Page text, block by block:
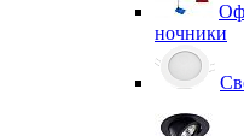
ночники